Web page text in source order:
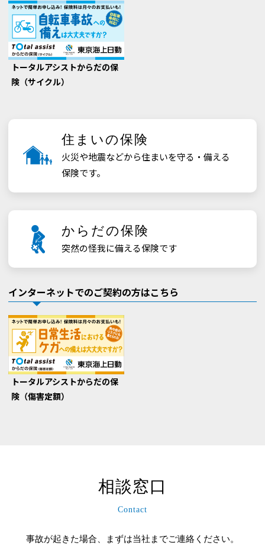
トータルアシストからだの保
険（サイクル）
住まいの保険
火災や地震などから住まいを守る・備える
保険です。
からだの保険
突然の怪我に備える保険です
インターネットでのご契約の方はこちら
トータルアシストからだの保
険（傷害定額）
相談窓口
Contact
事故が起きた場合、まずは当社までご連絡ください。